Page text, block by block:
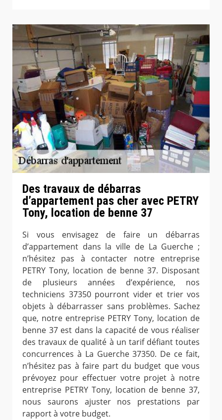
Des travaux de débarras
d’appartement pas cher avec PETRY
Tony, location de benne 37
Si vous envisagez de faire un débarras
d’appartement dans la ville de La Guerche ;
n’hésitez pas à contacter notre entreprise
PETRY Tony, location de benne 37. Disposant
de plusieurs années d’expérience, nos
techniciens 37350 pourront vider et trier vos
objets à débarrasser sans problèmes. Sachez
que, notre entreprise PETRY Tony, location de
benne 37 est dans la capacité de vous réaliser
des travaux de qualité à un tarif défiant toutes
concurrences à La Guerche 37350. De ce fait,
n’hésitez pas à faire part du budget que vous
prévoyez pour effectuer votre projet à notre
entreprise PETRY Tony, location de benne 37,
nous saurons ajuster nos prestations par
rapport à votre budget.